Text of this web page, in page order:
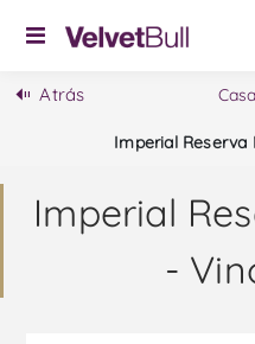
Atrás Casa
Imperial Reserva
Imperial
-